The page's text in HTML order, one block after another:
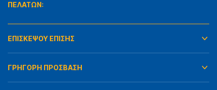
ΠΕΛΑΤΩΝ:
ΕΠΙΣΚΕΨΟΥ ΕΠΙΣΗΣ
ΓΡΗΓΟΡΗ ΠΡΟΣΒΑΣΗ